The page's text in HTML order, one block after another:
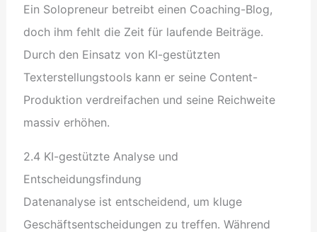
Ein Solopreneur betreibt einen Coaching-Blog,
doch ihm fehlt die Zeit für laufende Beiträge.
Durch den Einsatz von KI-gestützten
Texterstellungstools kann er seine Content-
Produktion verdreifachen und seine Reichweite
massiv erhöhen.
2.4 KI-gestützte Analyse und
Entscheidungsfindung
Datenanalyse ist entscheidend, um kluge
Geschäftsentscheidungen zu treffen. Während